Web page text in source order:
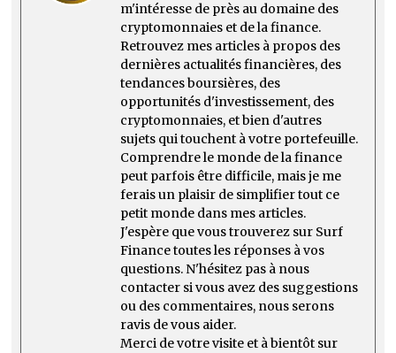
m'intéresse de près au domaine des
cryptomonnaies et de la finance.
Retrouvez mes articles à propos des
dernières actualités financières, des
tendances boursières, des
opportunités d'investissement, des
cryptomonnaies, et bien d'autres
sujets qui touchent à votre portefeuille.
Comprendre le monde de la finance
peut parfois être difficile, mais je me
ferais un plaisir de simplifier tout ce
petit monde dans mes articles.
J'espère que vous trouverez sur Surf
Finance toutes les réponses à vos
questions. N'hésitez pas à nous
contacter si vous avez des suggestions
ou des commentaires, nous serons
ravis de vous aider.
Merci de votre visite et à bientôt sur